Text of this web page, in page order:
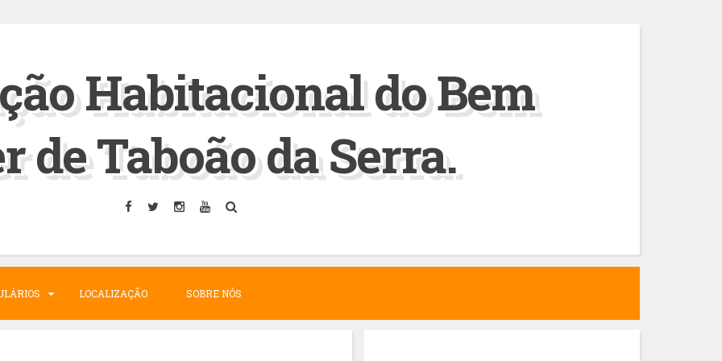
Habitacional do Bem
de Taboão da Serra.
LOCALIZAÇÃO SOBRE NÓS